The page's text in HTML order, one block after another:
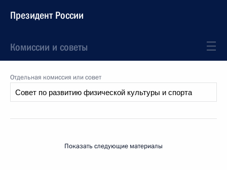
Президент России
Комиссии и советы
Отдельная комиссия или совет
Показать следующие материалы